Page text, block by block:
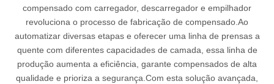
compensado com carregador, descarregador e empilhador
revoluciona o processo de fabricação de compensado.Ao
automatizar diversas etapas e oferecer uma linha de prensas a
quente com diferentes capacidades de camada, essa linha de
produção aumenta a eficiência, garante compensados ​​de alta
qualidade e prioriza a segurança.Com esta solução avançada,